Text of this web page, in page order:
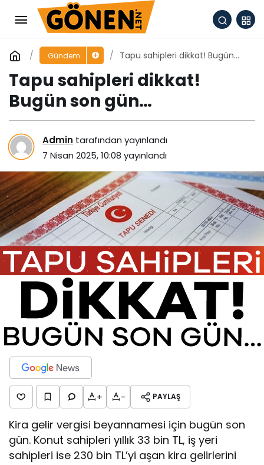
Gündem
Tapu sahipleri dikkat! Bugün
Tapu sahipleri dikkat!
Bugün son gün…
Admin tarafından yayınlandı
7 Nisan 2025, 10:08 yayınlandı
+ - PAYLAŞ
Kira gelir vergisi beyannamesi için bugün son
gün. Konut sahipleri yıllık 33 bin TL, iş yeri
sahipleri ise 230 bin TL’yi aşan kira gelirlerini